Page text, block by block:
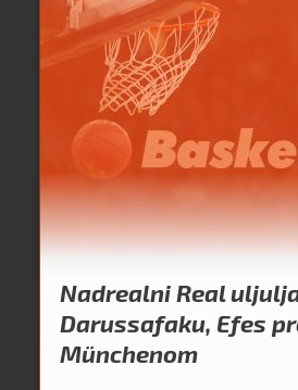
Nadrealni Real
Darussafaku, Efes
Münchenom